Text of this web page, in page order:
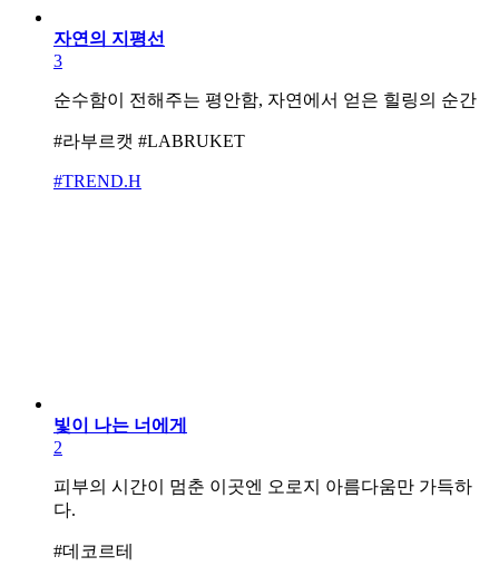
자연의 지평선
3
순수함이 전해주는 평안함, 자연에서 얻은 힐링의 순간
#라부르캣 #LABRUKET
#TREND.H
빛이 나는 너에게
2
피부의 시간이 멈춘 이곳엔 오로지 아름다움만 가득하
다.
#데코르테